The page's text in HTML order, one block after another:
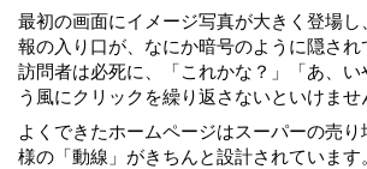
最初の画面にイメージ写真が大きく登場
報の入り口が、なにか暗号のように隠され
訪問者は必死に、「これかな？」「あ、
う風にクリックを繰り返さないといけませ
よくできたホームページはスーパーの売
様の「動線」がきちんと設計されています。